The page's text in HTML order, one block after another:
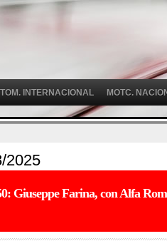
INTERNACIONAL MOTC.
2025
Giuseppe Farina, con Alfa